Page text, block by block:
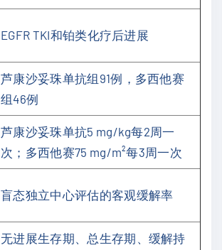
EGFR TKI和铂类化疗后进展
芦康沙妥珠单抗组91例，多西他赛
组46例
芦康沙妥珠单抗5 mg/kg每2周一
次；多西他赛75 mg/m²每3周一次
盲态独立中心评估的客观缓解率
无进展生存期、总生存期、缓解持